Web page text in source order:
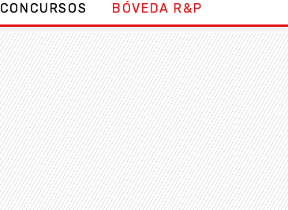
CONCURSOS BÓVEDA R&P